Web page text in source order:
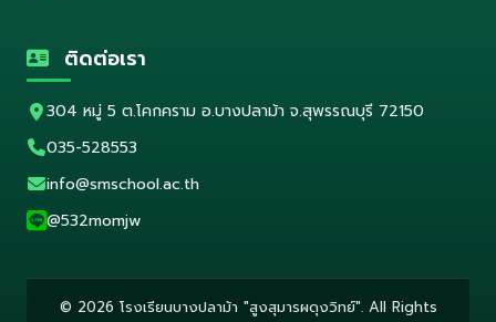
ติดต่อเรา
304 หมู่ 5 ต.โคกคราม อ.บางปลาม้า จ.สุพรรณบุรี 72150
035-528553
info@smschool.ac.th
@532momjw
© 2026 โรงเรียนบางปลาม้า "สูงสุมารผดุงวิทย์". All Rights